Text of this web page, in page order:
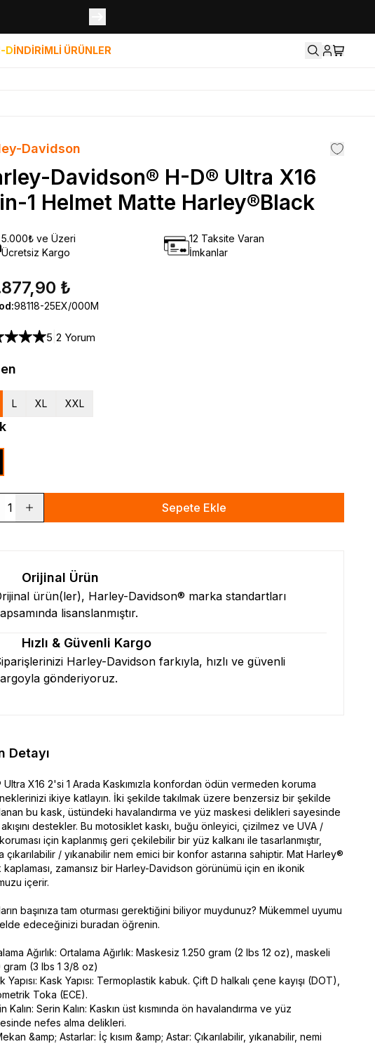
DİNDİRİMLİ ÜRÜNLER
Davidson
Davidson® H-D® Ultra X16
1 Helmet Matte Harley®Black
5.000₺ ve Üzeri
Ücretsiz Kargo
12 Taksite Varan
İmkanlar
₺
:98118-25EX/000M
5 2 Yorum
L XL XXL
1 Sepete Ekle
Orijinal Ürün
ürün(ler), Harley-Davidson® marka standartları
lisanslanmıştır.
Hızlı & Güvenli Kargo
Harley-Davidson farkıyla, hızlı ve güvenli
gönderiyoruz.
Detayı
Ultra X16 2'si 1 Arada Kaskımızla konfordan ödün vermeden koruma
ikiye katlayın. İki şekilde takılmak üzere benzersiz bir şekilde
bu kask, üstündeki havalandırma ve yüz maskesi delikleri sayesinde
destekler. Bu motosiklet kaskı, buğu önleyici, çizilmez ve UVA /
için kaplanmış geri çekilebilir bir yüz kalkanı ile tasarlanmıştır,
çıkarılabilir / yıkanabilir nem emici bir konfor astarına sahiptir. Mat Harley®
kaplaması, zamansız bir Harley-Davidson görünümü için en ikonik
içerir.
başınıza tam oturması gerektiğini biliyor muydunuz? Mükemmel uyumu
elde edeceğinizi buradan öğrenin.
Ağırlık: Ortalama Ağırlık: Maskesiz 1.250 gram (2 lbs 12 oz), maskeli
gram (3 lbs 1 3/8 oz)
Yapısı: Kask Yapısı: Termoplastik kabuk. Çift D halkalı çene kayışı (DOT),
Toka (ECE).
Kalın: Serin Kalın: Kaskın üst kısmında ön havalandırma ve yüz
nefes alma delikleri.
&amp; Astarlar: İç kısım &amp; Astar: Çıkarılabilir, yıkanabilir, nemi